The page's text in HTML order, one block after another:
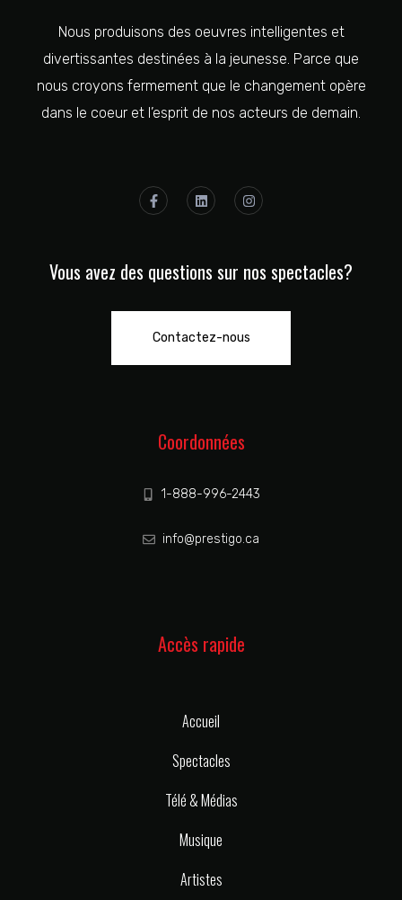
Nous produisons des oeuvres intelligentes et
divertissantes destinées à la jeunesse. Parce que
nous croyons fermement que le changement opère
dans le coeur et l’esprit de nos acteurs de demain.
Vous avez des questions sur nos spectacles?
Contactez-nous
Coordonnées
1-888-996-2443
info@prestigo.ca
Accès rapide
Accueil
Spectacles
Télé & Médias
Musique
Artistes